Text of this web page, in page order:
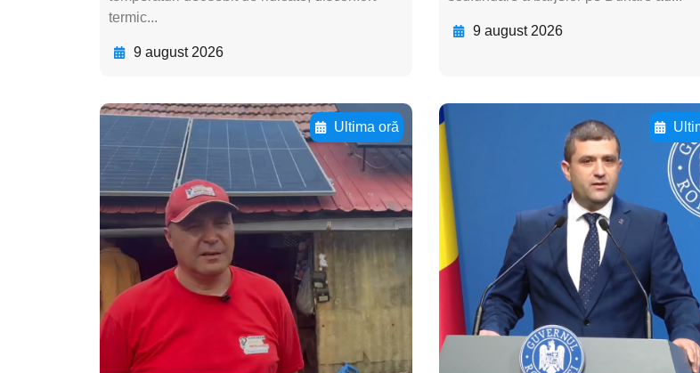
termic...
9 august 2026
9 august 2026
Ultima oră
Adaugă aici textul
pentru
subtitluAdaugă aici
textul pentru
subtitluAdaugă aici
textul pentru
subtitluAdaugă aici
textul pentru subti
Adaugă aici textul
pentru
subtitluAdaugă
textul pentru
subtitluAdaugă aici
textul pentru
subtitluAdaugă
textul pentru